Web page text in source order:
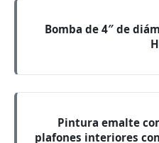
Bomba de 4″ de
Pintura emalte
plafones interiores